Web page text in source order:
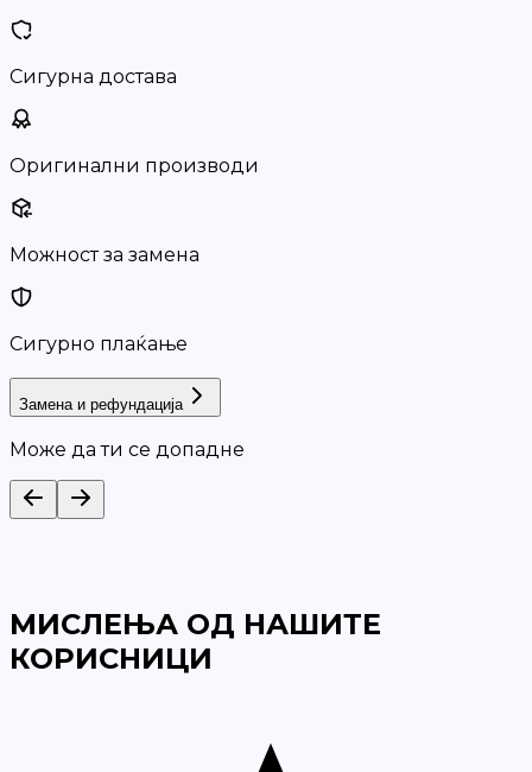
Сигурна достава
Оригинални производи
Можност за замена
Сигурно плаќање
Замена и рефундација
Може да ти се допадне
МИСЛЕЊА ОД НАШИТЕ
КОРИСНИЦИ